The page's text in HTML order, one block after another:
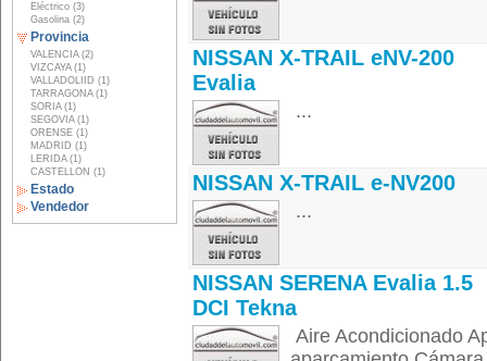
Eléctrico (3)
Gasolina (2)
Provincia
VALENCIA (2)
VIZCAYA (1)
VALLADOLIID (1)
TARRAGONA (1)
SORIA (1)
SEGOVIA (1)
ORENSE (1)
MADRID (1)
LERIDA (1)
CASTELLON (1)
Estado
Vendedor
NISSAN X-TRAIL eNV-200
Evalia
...
NISSAN X-TRAIL e-NV200
...
NISSAN SERENA Evalia 1.5
DCI Tekna
Aire Acondicionado